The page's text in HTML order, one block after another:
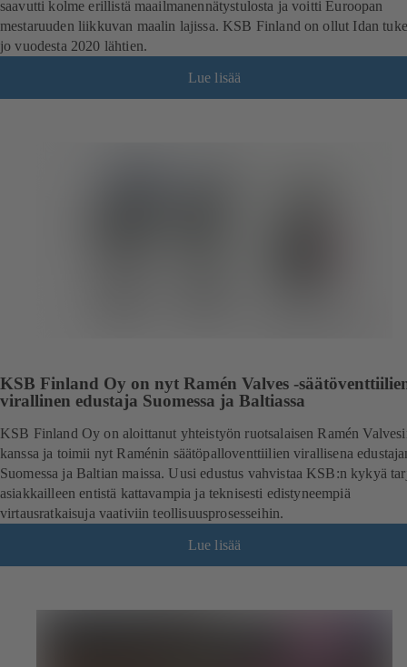
saavutti kolme erillistä maailmanennätystulosta ja voitti Euroopan
mestaruuden liikkuvan maalin lajissa. KSB Finland on ollut Idan
jo vuodesta 2020 lähtien.
Lue lisää
KSB Finland Oy on nyt Ramén Valves -
virallinen edustaja Suomessa ja Baltiassa
KSB Finland Oy on aloittanut yhteistyön ruotsalaisen Ramén
kanssa ja toimii nyt Raménin säätöpalloventtiilien virallisena
Suomessa ja Baltian maissa. Uusi edustus vahvistaa KSB:n kykyä
asiakkailleen entistä kattavampia ja teknisesti edistyneempiä
virtausratkaisuja vaativiin teollisuusprosesseihin.
Lue lisää